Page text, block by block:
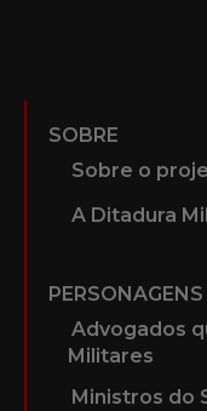
SOBRE
Sobre o
A Ditadura
PERSONAGENS
Advogados
Militares
Ministros do